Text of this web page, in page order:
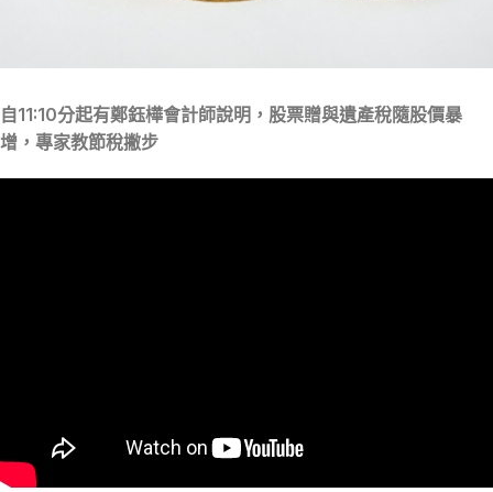
自11:10分起有鄭鈺樺會計師說明，股票贈與遺產稅隨股價暴
增，專家教節稅撇步